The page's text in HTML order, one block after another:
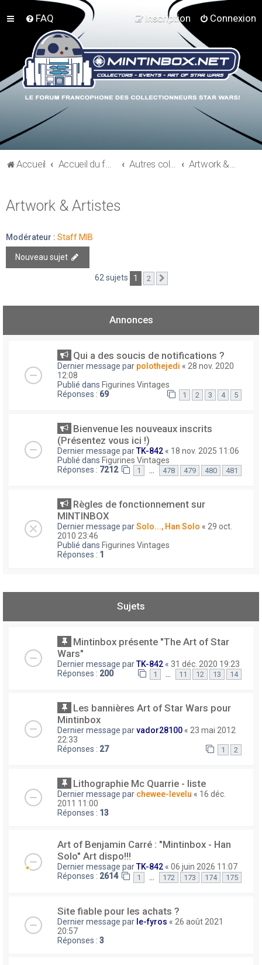
FAQ Connexion
Inscription
Accueil Accueil du forum Autres collections Star Wars Artwork & Artistes
Artwork & Artistes
Modérateur : Staff MIB
Nouveau sujet
62 sujets 1 2
Annonces
Qui a des soucis de notifications ?
Dernier message par polothejedi « 28 nov. 2020
12:08
Publié dans Figurines Vintages
Réponses : 69 1 2 3 4 5
Bienvenue les nouveaux inscrits
(Présentez vous ici !)
Dernier message parTK-842 « 18 nov. 2025 11:06
Publié dans Figurines Vintages
Réponses : 7212 1 … 478 479 480 481
Règles de fonctionnement sur
MINTINBOX
Dernier message parSolo..., Han Solo « 29 oct.
2010 23:46
Publié dans Figurines Vintages
Réponses : 1
Sujets
Mintinbox présente "The Art of Star
Wars"
Dernier message parTK-842 « 31 déc. 2020 19:23
Réponses : 200 1 … 11 12 13 14
Les bannières Art of Star Wars pour
Mintinbox
Dernier message parvador28100 « 23 mai 2012
22:33
Réponses : 27 1 2
Lithographie Mc Quarrie - liste
Dernier message par chewee-levelu « 16 déc.
2011 11:00
Réponses : 13
Art of Benjamin Carré : "Mintinbox - Han
Solo" Art dispo!!!
Dernier message parTK-842 « 06 juin 2026 11:07
Réponses : 2614 1 172 173 174 175
Site fiable pour les achats ?
Dernier message par le-fyros « 26 août 2021
20:57
Réponses : 3